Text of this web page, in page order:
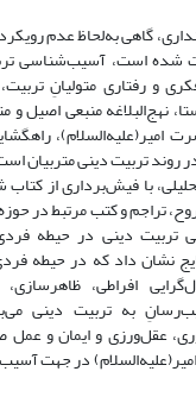
گاهی به‌لحاظ عدم
شده است، آسیب‌شناسی
و رفتاری متولیانِ
نهج‌البلاغه منبعی اصیل
امیر(علیه‌السلام)،
روند تربیت دینی متربیان
با فیش‌برداری از کتاب
تراجم و کتب مرتبط در
دینی در حیطه فردی
نشان داد که در حیطه
افراطی،
به تربیت دینی
عقل‌ورزی و ایمان و عمل
در جهت